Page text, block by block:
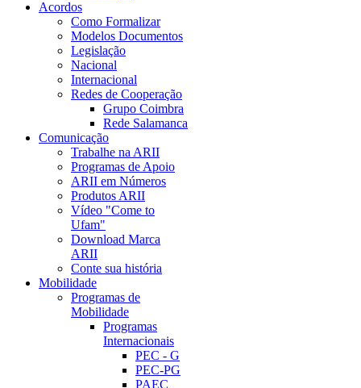
Acordos
Como Formalizar
Modelos Documentos
Legislação
Nacional
Internacional
Redes de Cooperação
Grupo Coimbra
Rede Salamanca
Comunicação
Trabalhe na ARII
Programas de Apoio
ARII em Números
Produtos ARII
Vídeo "Come to
Ufam"
Download Marca
ARII
Conte sua história
Mobilidade
Programas de
Mobilidade
Programas
Internacionais
PEC - G
PEC-PG
PAEC